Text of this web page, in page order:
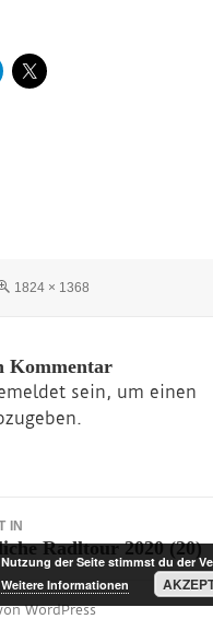
Originalgröße
1824 × 1368
Kommentar
sein, um einen
IN
Radltour 2020 (20)
WordPress
der Seite stimmst du der
Weitere Informationen